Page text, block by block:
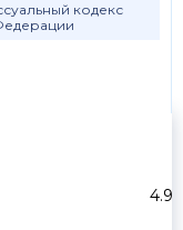
4.9
кодекс